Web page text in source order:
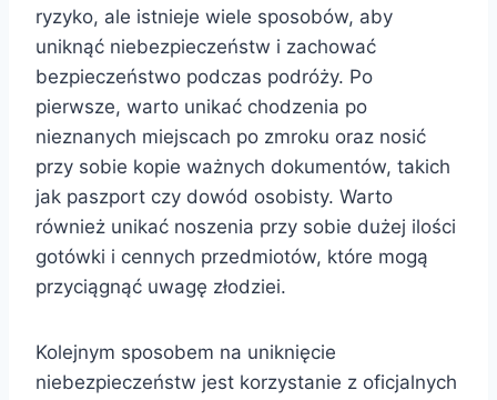
ryzyko, ale istnieje wiele sposobów, aby
uniknąć niebezpieczeństw i zachować
bezpieczeństwo podczas podróży. Po
pierwsze, warto unikać chodzenia po
nieznanych miejscach po zmroku oraz nosić
przy sobie kopie ważnych dokumentów, takich
jak paszport czy dowód osobisty. Warto
również unikać noszenia przy sobie dużej ilości
gotówki i cennych przedmiotów, które mogą
przyciągnąć uwagę złodziei.
Kolejnym sposobem na uniknięcie
niebezpieczeństw jest korzystanie z oficjalnych